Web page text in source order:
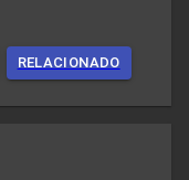
RELACIONADO